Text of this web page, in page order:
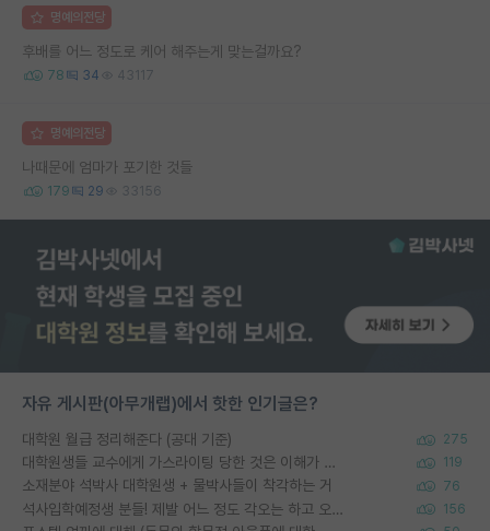
명예의전당
후배를 어느 정도로 케어 해주는게 맞는걸까요?
78 34 43117
명예의전당
나때문에 엄마가 포기한 것들
179 29 33156
자유 게시판(아무개랩)에서 핫한 인기글은?
대학원 월급 정리해준다 (공대 기준) 275
대학원생들 교수에게 가스라이팅 당한 것은 이해가 갑니다. 안타깝네요. 119
소재분야 석박사 대학원생 + 물박사들이 착각하는 거 76
석사입학예정생 분들! 제발 어느 정도 각오는 하고 오세요. 156